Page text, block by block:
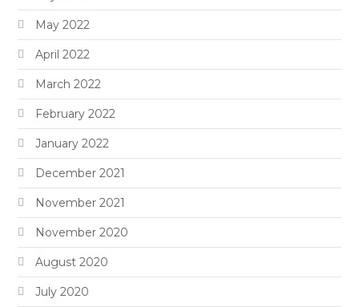
May 2022
April 2022
March 2022
February 2022
January 2022
December 2021
November 2021
November 2020
August 2020
July 2020